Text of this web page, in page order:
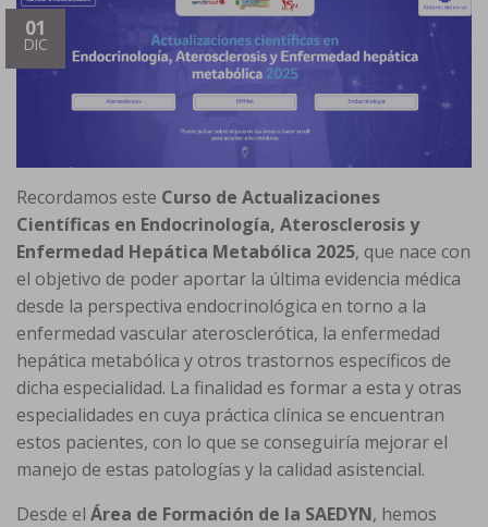
01
DIC
Recordamos este Curso de Actualizaciones
Científicas en Endocrinología, Aterosclerosis y
Enfermedad Hepática Metabólica 2025, que nace con
el objetivo de poder aportar la última evidencia médica
desde la perspectiva endocrinológica en torno a la
enfermedad vascular aterosclerótica, la enfermedad
hepática metabólica y otros trastornos específicos de
dicha especialidad. La finalidad es formar a esta y otras
especialidades en cuya práctica clínica se encuentran
estos pacientes, con lo que se conseguiría mejorar el
manejo de estas patologías y la calidad asistencial.
Desde el Área de Formación de la SAEDYN, hemos